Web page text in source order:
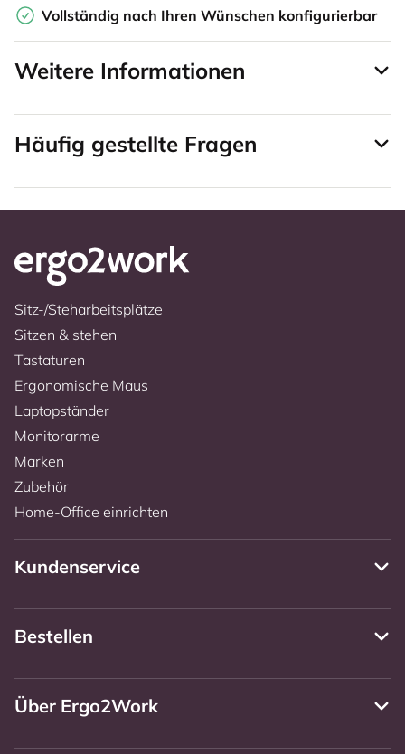
Vollständig nach Ihren Wünschen konfigurierbar
Weitere Informationen
Häufig gestellte Fragen
Sitz-/Steharbeitsplätze
Sitzen & stehen
Tastaturen
Ergonomische Maus
Laptopständer
Monitorarme
Marken
Zubehör
Home-Office einrichten
Kundenservice
Bestellen
Über Ergo2Work